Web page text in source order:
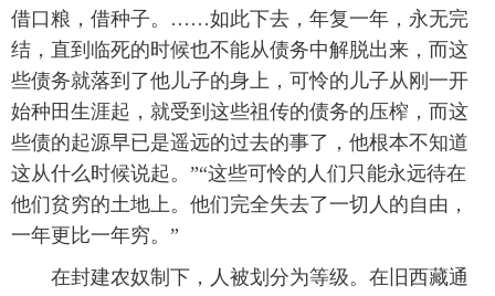
借口粮，借种子。……如此下去，年复一年，永无完
结，直到临死的时候也不能从债务中解脱出来，而这
些债务就落到了他儿子的身上，可怜的儿子从刚一开
始种田生涯起，就受到这些祖传的债务的压榨，而这
些债的起源早已是遥远的过去的事了，他根本不知道
这从什么时候说起。”“这些可怜的人们只能永远待在
他们贫穷的土地上。他们完全失去了一切人的自由，
一年更比一年穷。”
在封建农奴制下，人被划分为等级。在旧西藏通